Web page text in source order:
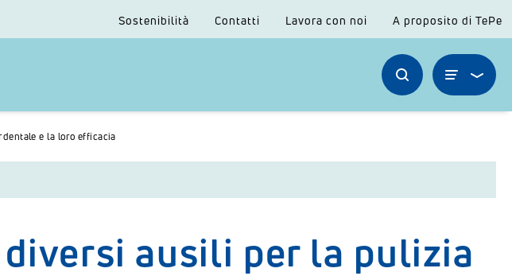
Sostenibilità Contatti Lavora con noi A proposito di TePe
e la loro efficacia
ausili per la pulizia